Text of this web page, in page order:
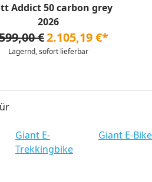
Addict 50 carbon grey
2026
€2.105,19 €*
Lagernd, sofort lieferbar
Giant E-
Trekkingbike
Giant E-